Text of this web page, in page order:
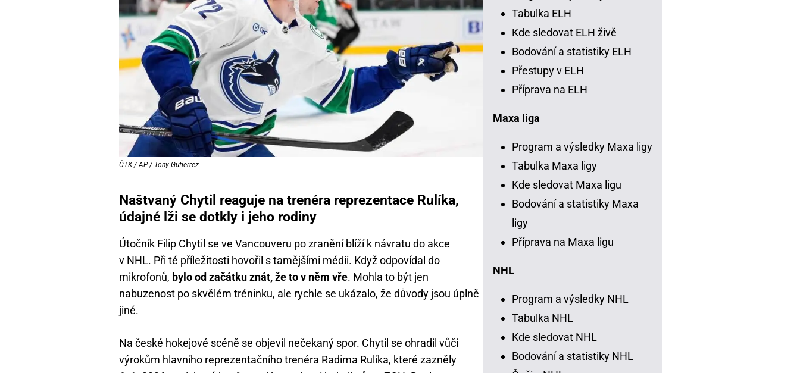
ČTK / AP / Tony Gutierrez
Naštvaný Chytil reaguje na trenéra reprezentace Rulíka,
údajné lži se dotkly i jeho rodiny
Útočník Filip Chytil se ve Vancouveru po zranění blíží k návratu do akce
v NHL. Při té příležitosti hovořil s tamějšími médii. Když odpovídal do
mikrofonů, bylo od začátku znát, že to v něm vře. Mohla to být jen
nabuzenost po skvělém tréninku, ale rychle se ukázalo, že důvody jsou úplně
jiné.
Na české hokejové scéně se objevil nečekaný spor. Chytil se ohradil vůči
výrokům hlavního reprezentačního trenéra Radima Rulíka, které zazněly
Tabulka ELH
Kde sledovat ELH živě
Bodování a statistiky ELH
Přestupy v ELH
Příprava na ELH
Maxa liga
Program a výsledky Maxa ligy
Tabulka Maxa ligy
Kde sledovat Maxa ligu
Bodování a statistiky Maxa
ligy
Příprava na Maxa ligu
NHL
Program a výsledky NHL
Tabulka NHL
Kde sledovat NHL
Bodování a statistiky NHL